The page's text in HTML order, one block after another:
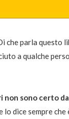
che parla questo
a qualche
non sono certo
dice sempre